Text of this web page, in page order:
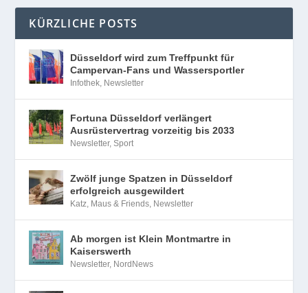
KÜRZLICHE POSTS
Düsseldorf wird zum Treffpunkt für
Campervan-Fans und Wassersportler
Infothek, Newsletter
Fortuna Düsseldorf verlängert
Ausrüstervertrag vorzeitig bis 2033
Newsletter,Sport
Zwölf junge Spatzen in Düsseldorf
erfolgreich ausgewildert
Katz, Maus & Friends, Newsletter
Ab morgen ist Klein Montmartre in
Kaiserswerth
Newsletter, NordNews